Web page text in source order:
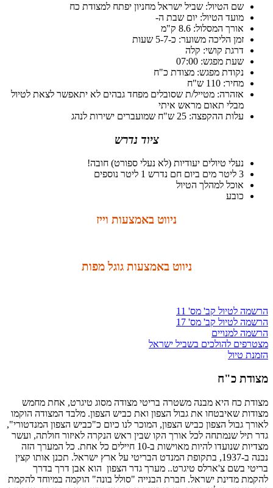
שם הטיול: שביל ישראל מחניון יפתח למצודת כח
מועד הטיול: יום שבת ה-
אורך המסלול: 8.6 ק"מ
זמן הליכה משוער: כ-5-7 שעות
דרגת קושי: קלה
שעת מפגש: 07:00
נקודת מפגש: מצודת כ"ח
מחיר: 110 ש"ח
אזהרה: מטייל/ת שסובלים מפחד גבהים לא יתאפשר לצאת לטיול
מבלי תאום מראש איתי
עלות ההקפצה: 25 ש"ח שמועברים ישירות לנהג
ציוד נדרש
נעלי טיולים יעודיות (לא נעלי ספורט) חובה!
3 ליטר מים ביום חם נדרש 1 ליטר נוספים
אוכל למהלך הטיול
כובע
ניווט באמצעות וייז
ניווט באמצעות גוגל מפות
הרשמה לטיול קב' מס' 11
הרשמה לטיול קב' מס' 17
הרשמה למנויים
מצטרפים להולכים בשביל ישראל
הזמנת טיול
מצודת כ"ח
מצודת כח היא מבנה משטרה בריטי מצודה מסוג טיגרט, אחת מחמש
מצודות שאיבטחו את גבול הצפון ואת כביש הצפון. מלבד המצודה הוקמו
לאורך גבול הצפון כביש הצפון, המוכר לנו כיום כ"כביש הצפון המנדטורי",
גדר תיל שנמתחה לכל אורך הקו שבין ראש הנקרה לאיזור חולתה, ועשר
מצדיות שנועדו להיות מאוישות ב-10 חיילים כל אחת. כל המערך הזה
נבנה ב-1937, בתקופת המנדט הבריטי על ארץ ישראל. תכנן אותו קצין
בריטי בשם צ'ארלס טיגרט.. מערך גדר הצפון הוא אבן דרך בדרך
להקמת מדינת ישראל. חברת הבנייה "סולל בונה" הוקמה במיוחד להקמת